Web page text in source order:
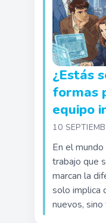
¿Estás
formas
equipo
10
En el
trabajo que
marcan la
solo implica
nuevos,